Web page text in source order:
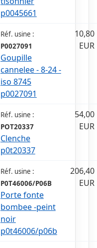
p0045661
Réf. usine :
P0027091
Goupille
cannelee - 8-24 -
iso 8745
p0027091
10,80
EUR
Réf. usine :
POT20337
Clenche
p0t20337
54,00
EUR
Réf. usine :
P0T46006/P06B
Porte fonte
bombee -peint
noir
p0t46006/p06b
206,40
EUR